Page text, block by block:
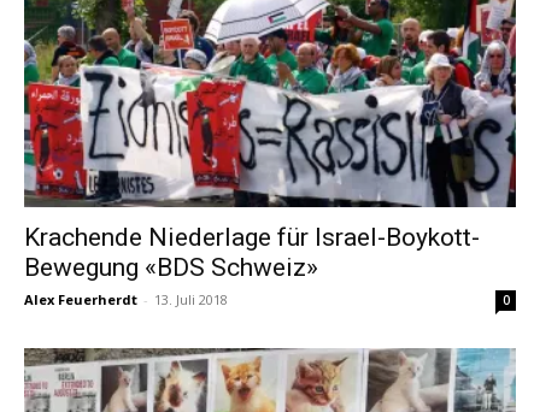
Krachende Niederlage für Israel-Boykott-
Bewegung «BDS Schweiz»
Alex Feuerherdt - 13. Juli 2018 0